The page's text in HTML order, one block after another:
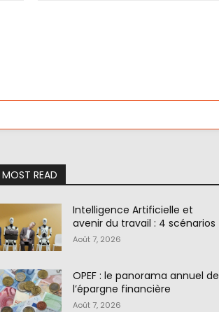
MOST READ
Intelligence Artificielle et
avenir du travail : 4 scénarios
Août 7, 2026
OPEF : le panorama annuel de
l’épargne financière
Août 7, 2026